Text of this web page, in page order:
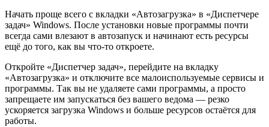
Начать проще всего с вкладки «Автозагрузка» в «Диспетчере
задач» Windows. После установки новые программы почти
всегда сами влезают в автозапуск и начинают есть ресурсы
ещё до того, как вы что-то откроете.
Откройте «Диспетчер задач», перейдите на вкладку
«Автозагрузка» и отключите все малоиспользуемые сервисы и
программы. Так вы не удаляете сами программы, а просто
запрещаете им запускаться без вашего ведома — резко
ускоряется загрузка Windows и больше ресурсов остаётся для
работы.